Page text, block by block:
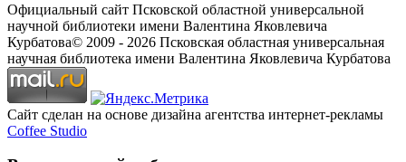
Официальный сайт Псковской областной универсальной
научной библиотеки имени Валентина Яковлевича
Курбатова© 2009 - 2026 Псковская областная универсальная
научная библиотека имени Валентина Яковлевича Курбатова
Сайт сделан на основе дизайна агентства интернет-рекламы
Coffee Studio